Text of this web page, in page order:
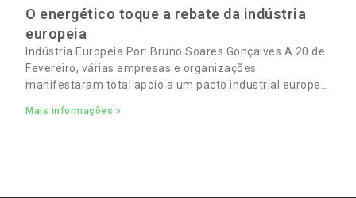
O energético toque a rebate da indústria
europeia
Indústria Europeia Por: Bruno Soares Gonçalves A 20 de
Fevereiro, várias empresas e organizações
manifestaram total apoio a um pacto industrial europeu
empregos
Mais informações »